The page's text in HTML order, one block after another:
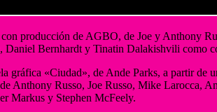
producción de AGBO, de Joe y Anthony
Daniel Bernhardt y Tinatin Dalakishvili como
gráfica «Ciudad», de Ande Parks, a partir
Anthony Russo, Joe Russo, Mike Larocca,
Markus y Stephen McFeely.